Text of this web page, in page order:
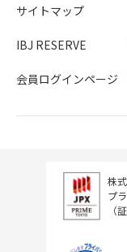
サイトマップ
IBJ RESERVE
会員ログインページ
株
プ
（